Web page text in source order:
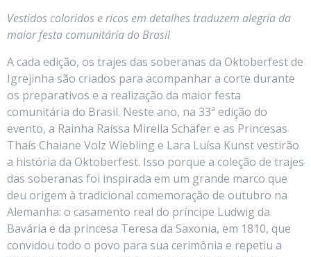
Vestidos coloridos e ricos em detalhes traduzem alegria da
maior festa comunitária do Brasil
A cada edição, os trajes das soberanas da Oktoberfest de
Igrejinha são criados para acompanhar a corte durante
os preparativos e a realização da maior festa
comunitária do Brasil. Neste ano, na 33ª edição do
evento, a Rainha Raíssa Mirella Schäfer e as Princesas
Thaís Chaiane Volz Wiebling e Lara Luísa Kunst vestirão
a história da Oktoberfest. Isso porque a coleção de trajes
das soberanas foi inspirada em um grande marco que
deu origem à tradicional comemoração de outubro na
Alemanha: o casamento real do príncipe Ludwig da
Bavária e da princesa Teresa da Saxonia, em 1810, que
convidou todo o povo para sua cerimônia e repetiu a